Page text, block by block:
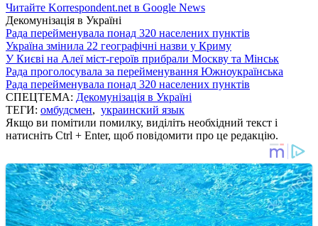
Читайте Korrespondent.net в Google News
Декомунізація в Україні
Рада перейменувала понад 320 населених пунктів
Україна змінила 22 географічні назви у Криму
У Києві на Алеї міст-героїв прибрали Москву та Мінськ
Рада проголосувала за перейменування Южноукраїнська
Рада перейменувала понад 320 населених пунктів
СПЕЦТЕМА: Декомунізація в Україні
ТЕГИ: омбудсмен, украинский язык
Якщо ви помітили помилку, виділіть необхідний текст і
натисніть Ctrl + Enter, щоб повідомити про це редакцію.